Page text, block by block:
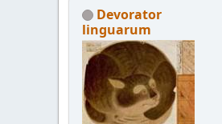
Devorator
linguarum